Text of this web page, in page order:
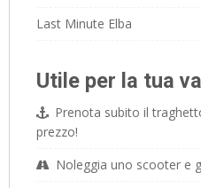
Last Minute Elba
Utile per la tua
Prenota subito il
prezzo!
Noleggia uno scooter e